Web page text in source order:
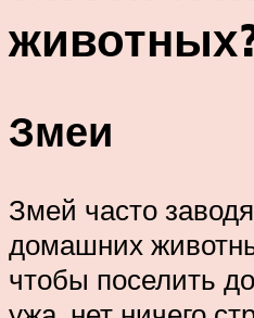
Змеи
Змей часто
домашних
чтобы поселить